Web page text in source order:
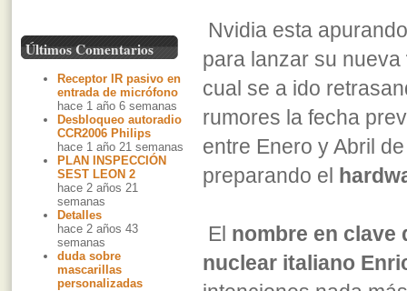
Últimos Comentarios
Receptor IR pasivo en
entrada de micrófono
hace 1 año 6 semanas
Desbloqueo autoradio
CCR2006 Philips
hace 1 año 21 semanas
PLAN INSPECCIÓN
SEST LEON 2
hace 2 años 21
semanas
Detalles
hace 2 años 43
semanas
duda sobre
mascarillas
personalizadas
Nvidia esta
para lanzar su nueva
cual se a ido
rumores la fecha
entre Enero y Abril
preparando el
El nombre en clave
nuclear italiano